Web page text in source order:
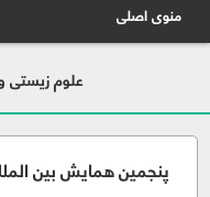
منوی اصلی
علوم زیستی
پنجمین همایش بین